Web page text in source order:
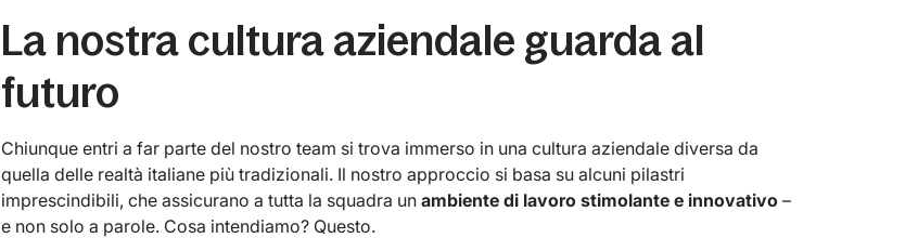
La nostra cultura aziendale guarda al
futuro
Chiunque entri a far parte del nostro team si trova immerso in una cultura aziendale diversa da
quella delle realtà italiane più tradizionali. Il nostro approccio si basa su alcuni pilastri
imprescindibili, che assicurano a tutta la squadra un ambiente di lavoro stimolante e innovativo –
e non solo a parole. Cosa intendiamo? Questo.